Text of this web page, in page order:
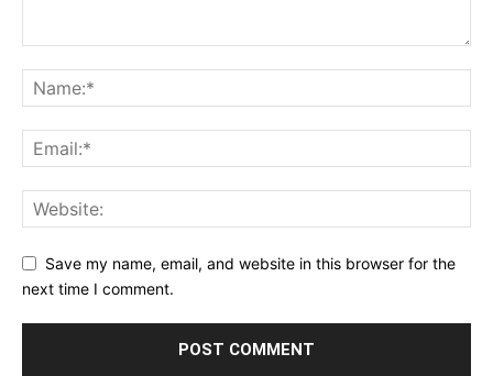
Save my name, email, and website in this browser for the
next time I comment.